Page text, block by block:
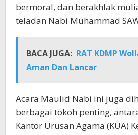
bermoral, dan berakhlak
teladan Nabi Muhammad
BACA JUGA: RAT KDMP
Aman Dan Lancar
Acara Maulid Nabi ini juga
berbagai tokoh penting,
Kantor Urusan Agama (KUA)